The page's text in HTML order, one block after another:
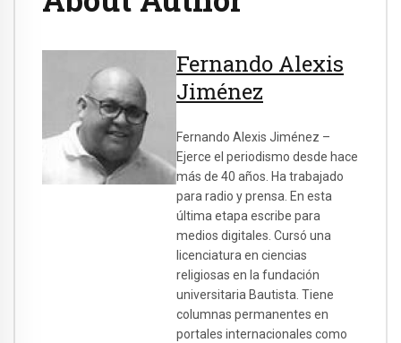
Fernando Alexis
Jiménez
Fernando Alexis Jiménez –
Ejerce el periodismo desde hace
más de 40 años. Ha trabajado
para radio y prensa. En esta
última etapa escribe para
medios digitales. Cursó una
licenciatura en ciencias
religiosas en la fundación
universitaria Bautista. Tiene
columnas permanentes en
portales internacionales como